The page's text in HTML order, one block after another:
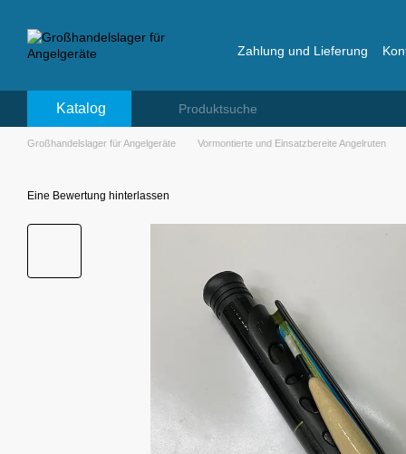
Zahlung und Lieferung
Katalog
Großhandelslager für Angelgeräte Vormontierte und Einsatzbereite Angelruten
Eine Bewertung hinterlassen